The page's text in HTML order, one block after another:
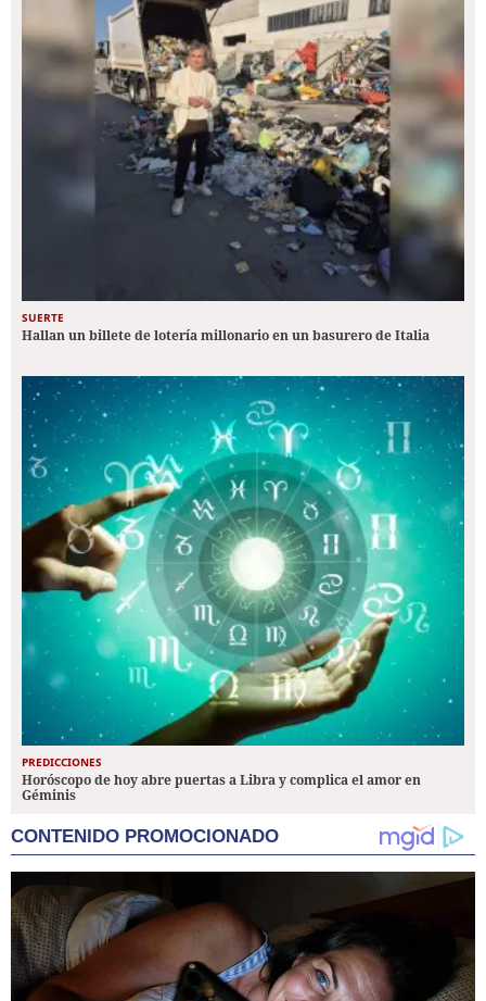
SUERTE
Hallan un billete de lotería millonario en un basurero de Italia
PREDICCIONES
Horóscopo de hoy abre puertas a Libra y complica el amor en
Géminis
CONTENIDO PROMOCIONADO